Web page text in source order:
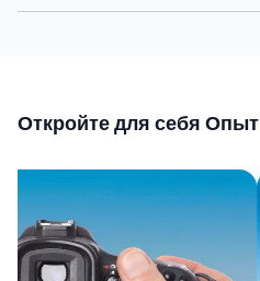
Откройте для себя Опыт